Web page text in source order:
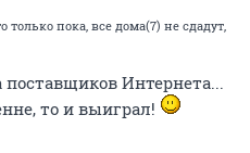
пока, все дома(7) не сдадут,
Интернета...
то и выиграл!